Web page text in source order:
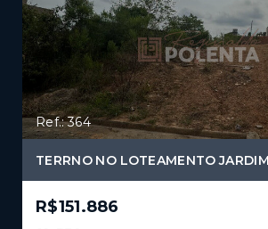
Ref.: 364
TERRNO NO LOTEAMENTO
R$151.886